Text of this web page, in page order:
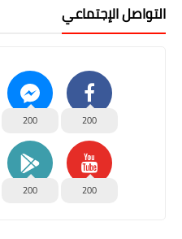
التواصل الإجتماعي
200
200
200
200